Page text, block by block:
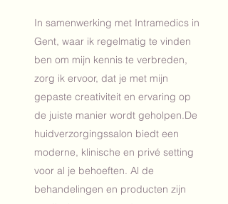
In samenwerking met Intramedics in
Gent, waar ik regelmatig te vinden
ben om mijn kennis te verbreden,
zorg ik ervoor, dat je met mijn
gepaste creativiteit en ervaring op
de juiste manier wordt geholpen.De
huidverzorgingssalon biedt een
moderne, klinische en privé setting
voor al je behoeften. Al de
behandelingen en producten zijn